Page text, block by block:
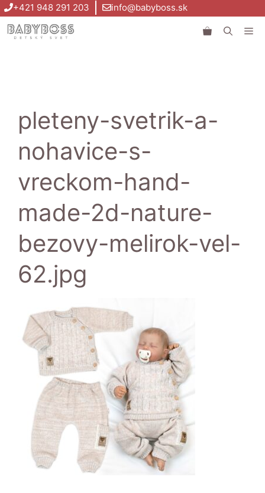
Preskočiť
na
obsah
+421 948 291 203 info@babyboss.sk
pleteny-svetrik-a-
nohavice-s-
vreckom-hand-
made-2d-nature-
bezovy-melirok-vel-
62.jpg